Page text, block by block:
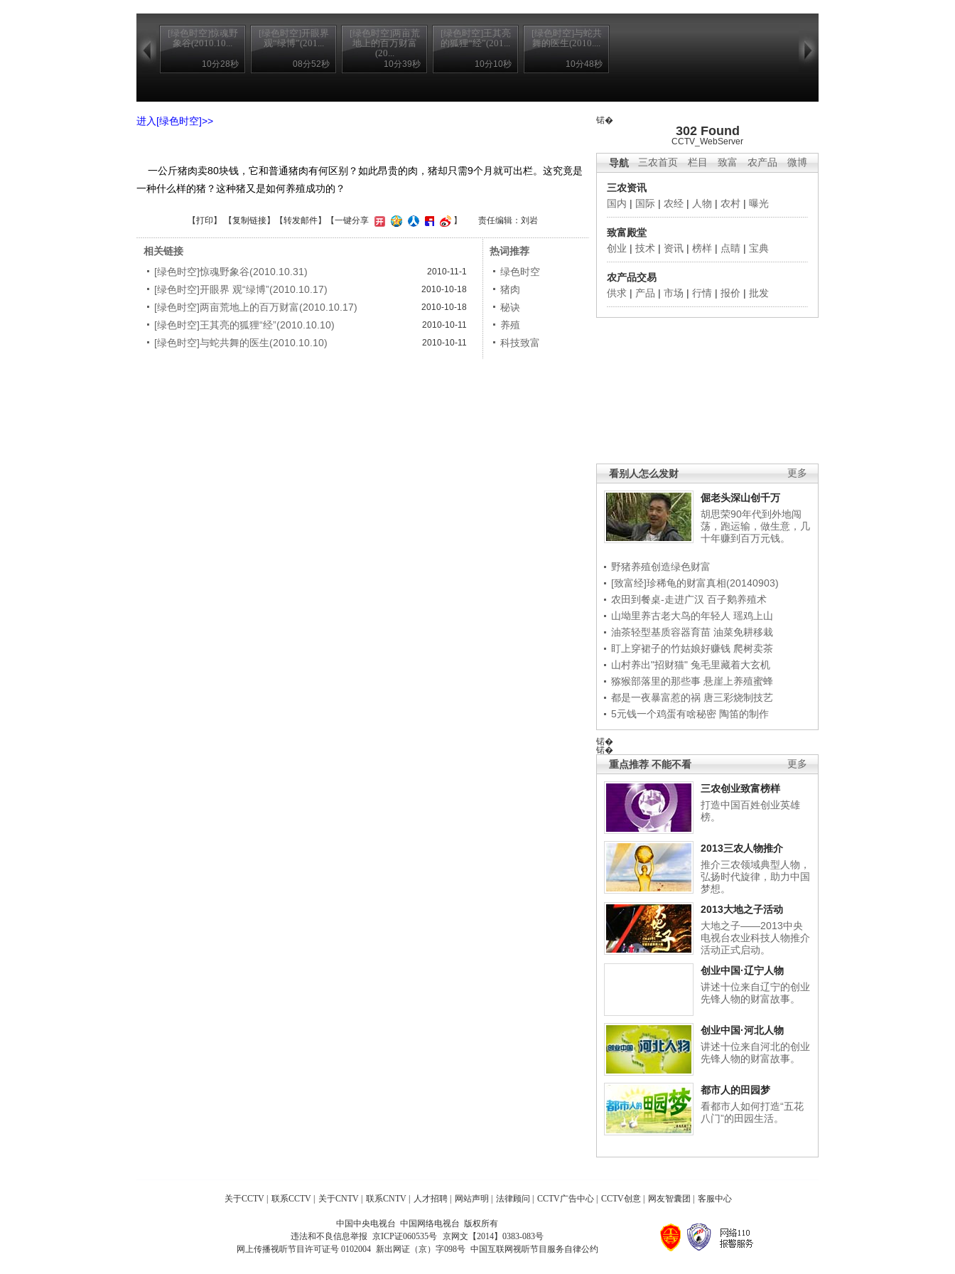
[绿色时空]惊魂野
象谷(2010.10...
10分28秒
[绿色时空]开眼界
观“绿博”(201...
08分52秒
[绿色时空]两亩荒
地上的百万财富
(20...
10分39秒
[绿色时空]王其亮
的狐狸“经”(201...
10分10秒
[绿色时空]与蛇共
舞的医生(2010....
10分48秒
锘�
302 Found
CCTV_WebServer
三农首页 栏目 致富 农产品 微博
导航
三农资讯
国内 | 国际 | 农经 | 人物 | 农村 | 曝光
致富殿堂
创业 | 技术 | 资讯 | 榜样 | 点睛 | 宝典
农产品交易
供求 | 产品 | 市场 | 行情 | 报价 | 批发
更多
看别人怎么发财
倔老头深山创千万
胡思荣90年代到外地闯
荡，跑运输，做生意，几
十年赚到百万元钱。
野猪养殖创造绿色财富
[致富经]珍稀龟的财富真相(20140903)
农田到餐桌-走进广汉 百子鹅养殖术
山坳里养古老大鸟的年轻人 瑶鸡上山
油茶轻型基质容器育苗 油菜免耕移栽
盯上穿裙子的竹姑娘好赚钱 爬树卖茶
山村养出"招财猫" 兔毛里藏着大玄机
猕猴部落里的那些事 悬崖上养殖蜜蜂
都是一夜暴富惹的祸 唐三彩烧制技艺
5元钱一个鸡蛋有啥秘密 陶笛的制作
锘�
锘�
更多
重点推荐 不能不看
三农创业致富榜样
打造中国百姓创业英雄
榜。
2013三农人物推介
推介三农领域典型人物，
弘扬时代旋律，助力中国
梦想。
2013大地之子活动
大地之子——2013中央
电视台农业科技人物推介
活动正式启动。
创业中国·辽宁人物
讲述十位来自辽宁的创业
先锋人物的财富故事。
创业中国·河北人物
讲述十位来自河北的创业
先锋人物的财富故事。
都市人的田园梦
看都市人如何打造“五花
八门”的田园生活。
进入[绿色时空]>>
一公斤猪肉卖80块钱，它和普通猪肉有何区别？如此昂贵的肉，猪却只需9个月就可出栏。这究竟是
一种什么样的猪？这种猪又是如何养殖成功的？
【打印 】 【复制链接】【转发邮件】 【一键分享 】 责任编辑：刘岩
相关链接
[绿色时空]惊魂野象谷(2010.10.31)
2010-11-1
[绿色时空]开眼界 观“绿博”(2010.10.17) 2010-10-18
[绿色时空]两亩荒地上的百万财富(2010.10.17) 2010-10-18
[绿色时空]王其亮的狐狸“经”(2010.10.10) 2010-10-11
[绿色时空]与蛇共舞的医生(2010.10.10) 2010-10-11
热词推荐
绿色时空
猪肉
秘诀
养殖
科技致富
关于CCTV 联系CCTV 关于CNTV 联系CNTV 人才招聘 网站声明 法律顾问 CCTV广告中心 CCTV创意 网友智囊团 客服中心
中国中央电视台 中国网络电视台 版权所有
违法和不良信息举报 京ICP证060535号
京网文【2014】0383-083号
网上传播视听节目许可证号 0102004 新出网证（京）字098号 中国互联网视听节目服务自律公约